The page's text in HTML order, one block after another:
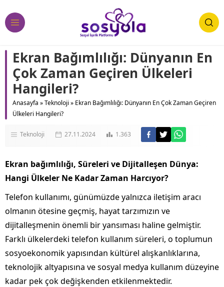
Ekran Bağımlılığı: Dünyanın En
Çok Zaman Geçiren Ülkeleri
Hangileri?
Anasayfa »Teknoloji » Ekran Bağımlılığı: Dünyanın En Çok Zaman Geçiren
Ülkeleri Hangileri?
Teknoloji 27.11.2024 1.363
Ekran bağımlılığı, Süreleri ve Dijitalleşen Dünya:
Hangi Ülkeler Ne Kadar Zaman Harcıyor?
Telefon kullanımı, günümüzde yalnızca iletişim aracı
olmanın ötesine geçmiş, hayat tarzımızın ve
dijitalleşmenin önemli bir yansıması haline gelmiştir.
Farklı ülkelerdeki telefon kullanım süreleri, o toplumun
sosyoekonomik yapısından kültürel alışkanlıklarına,
teknolojik altyapısına ve sosyal medya kullanım düzeyine
kadar pek çok değişkenden etkilenmektedir.